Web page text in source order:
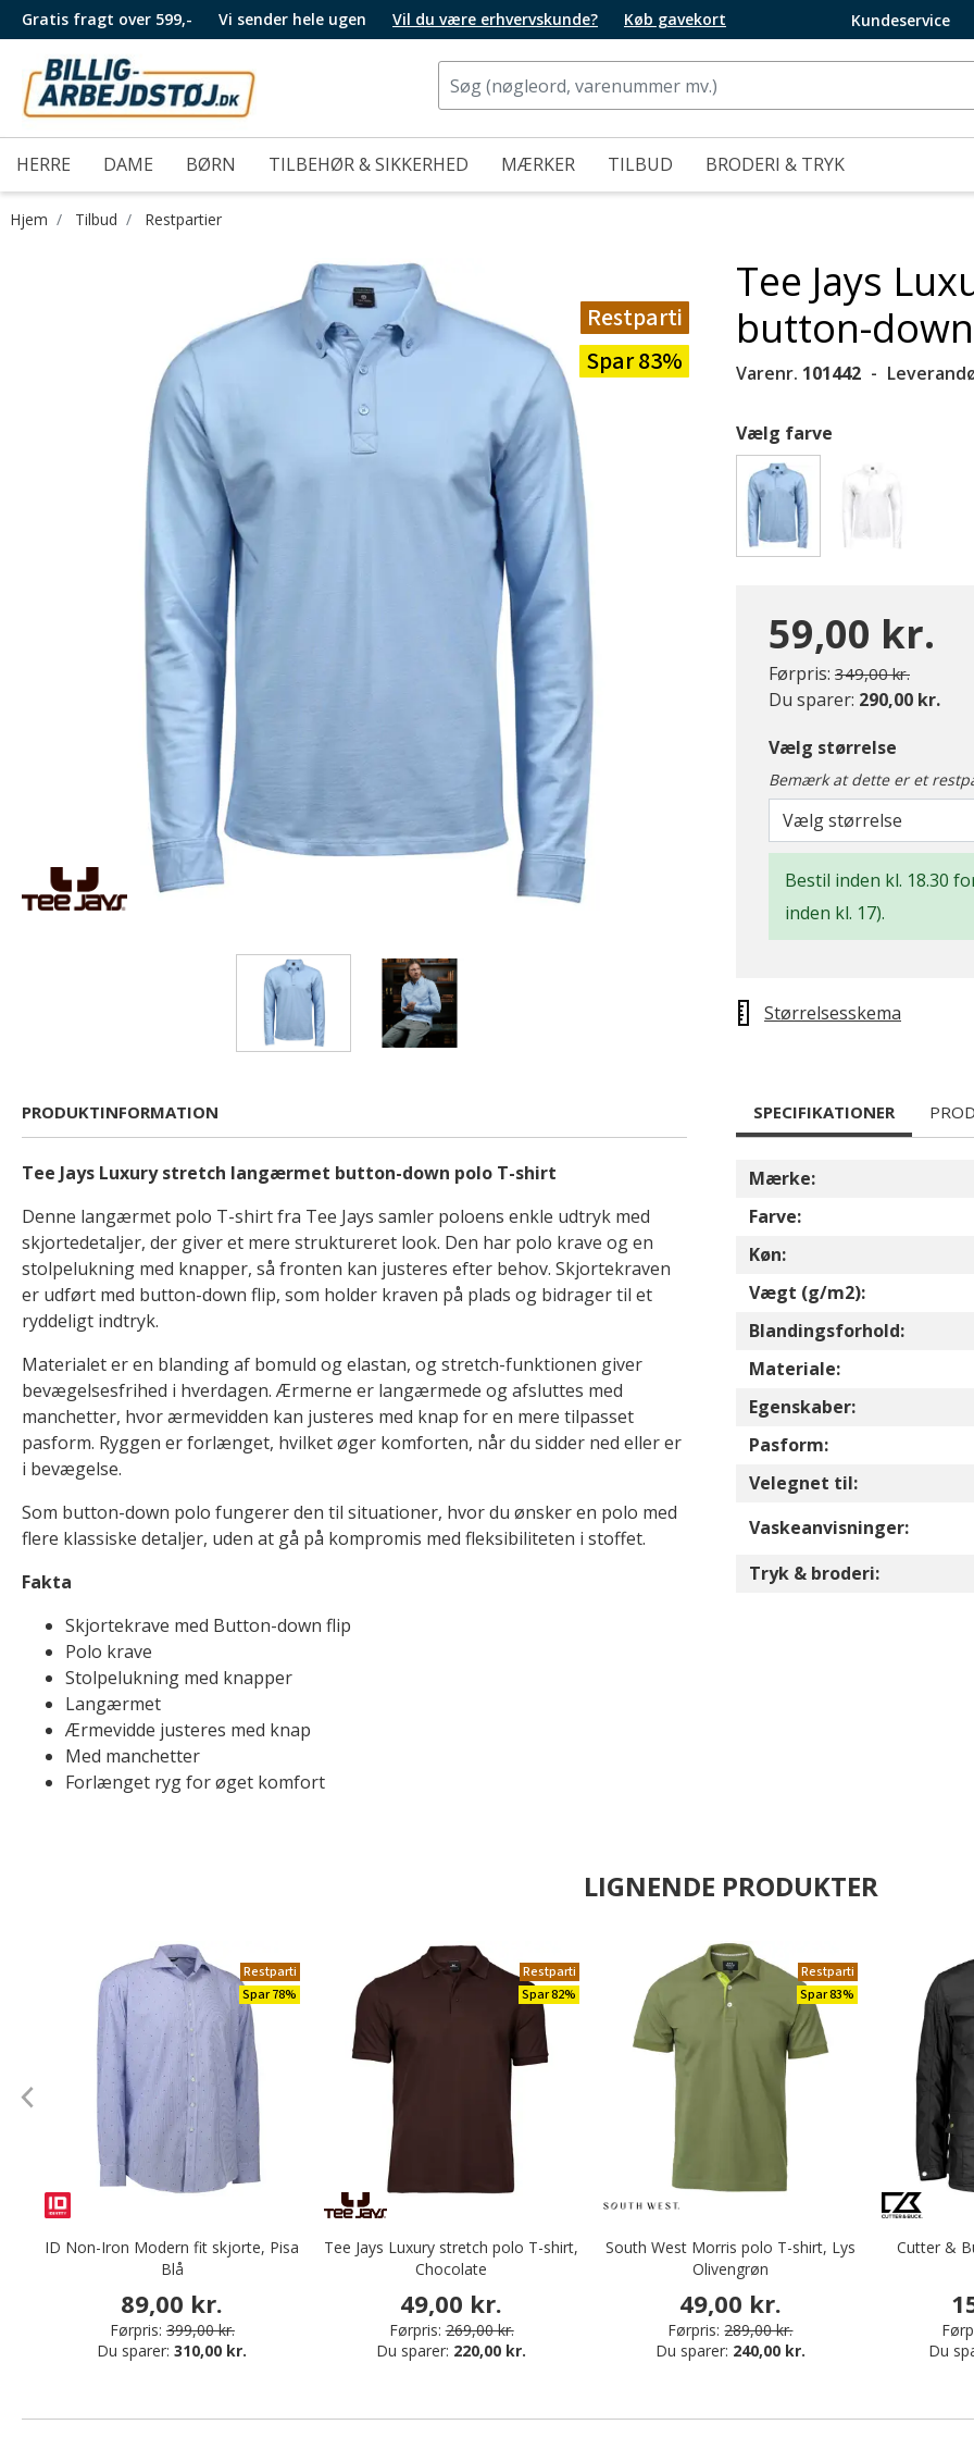
Gratis fragt over 599,- Vi sender hele ugen Vil du være erhvervskunde? Køb gavekort Kundeservice
HERRE DAME BØRN TILBEHØR & SIKKERHED MÆRKER TILBUD BRODERI & TRYK
Hjem Tilbud Restpartier
Restparti
Spar 83%
Tee Jays
button-
Varenr. 101442
Vælg farve
59,00 kr.
Førpris: Pris nedsat fra
349,00 kr.til
Du sparer: 290,00 kr.
Vælg størrelse
Bemærk at dette er et
Vælg størrelse
Bestil inden kl. 18.30
inden kl. 17).
Størrelsesskema
PRODUKTINFORMATION
Tee Jays Luxury stretch langærmet button-down polo T-shirt
Denne langærmet polo T-shirt fra Tee Jays samler poloens enkle udtryk med
skjortedetaljer, der giver et mere struktureret look. Den har polo krave og en
stolpelukning med knapper, så fronten kan justeres efter behov. Skjortekraven
er udført med button-down flip, som holder kraven på plads og bidrager til et
ryddeligt indtryk.
Materialet er en blanding af bomuld og elastan, og stretch-funktionen giver
bevægelsesfrihed i hverdagen. Ærmerne er langærmede og afsluttes med
manchetter, hvor ærmevidden kan justeres med knap for en mere tilpasset
pasform. Ryggen er forlænget, hvilket øger komforten, når du sidder ned eller er
i bevægelse.
Som button-down polo fungerer den til situationer, hvor du ønsker en polo med
flere klassiske detaljer, uden at gå på kompromis med fleksibiliteten i stoffet.
Fakta
Skjortekrave med Button-down flip
Polo krave
Stolpelukning med knapper
Langærmet
Ærmevidde justeres med knap
Med manchetter
Forlænget ryg for øget komfort
SPECIFIKATIONER
Mærke:
Farve:
Køn:
Vægt (g/m2):
Blandingsforhold:
Materiale:
Egenskaber:
Pasform:
Velegnet til:
Vaskeanvisninger:
Tryk & broderi:
LIGNENDE PRODUKTER
Restparti
Spar 78%
ID Non-Iron Modern fit skjorte, Pisa
Blå
89,00 kr.
Førpris: 399,00 kr.
Du sparer:310,00 kr.
Restparti
Spar 82%
Tee Jays Luxury stretch polo T-shirt,
Chocolate
49,00 kr.
Førpris: 269,00 kr.
Du sparer: 220,00 kr.
Restparti
Spar 83%
South West Morris polo T-shirt, Lys
Olivengrøn
49,00 kr.
Førpris: 289,00 kr.
Du sparer: 240,00 kr.
Cutter &
Du